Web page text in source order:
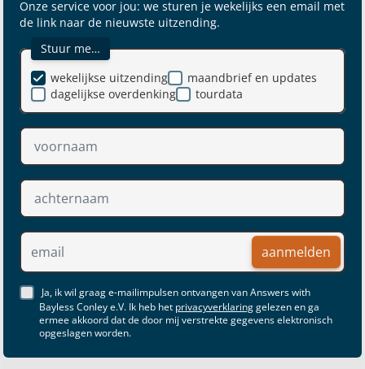
Onze service voor jou: we sturen je wekelijks een email met
de link naar de nieuwste uitzending.
Stuur me…
maandbrief en updates
dagelijkse overdenking
wekelijkse uitzending
tourdata
aanmelden
Ja, ik wil graag e-mailimpulsen ontvangen van Answers with
Bayless Conley e.V. Ik heb het privacyverklaringgelezen en ga
ermee akkoord dat de door mij verstrekte gegevens elektronisch
opgeslagen worden.